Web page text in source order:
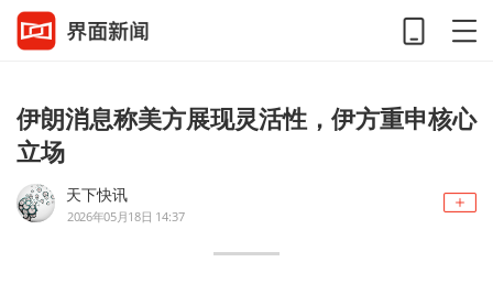
伊朗消息称美方展现灵活性，伊方重申核心
立场
天下快讯
2026年05月18日 14:37